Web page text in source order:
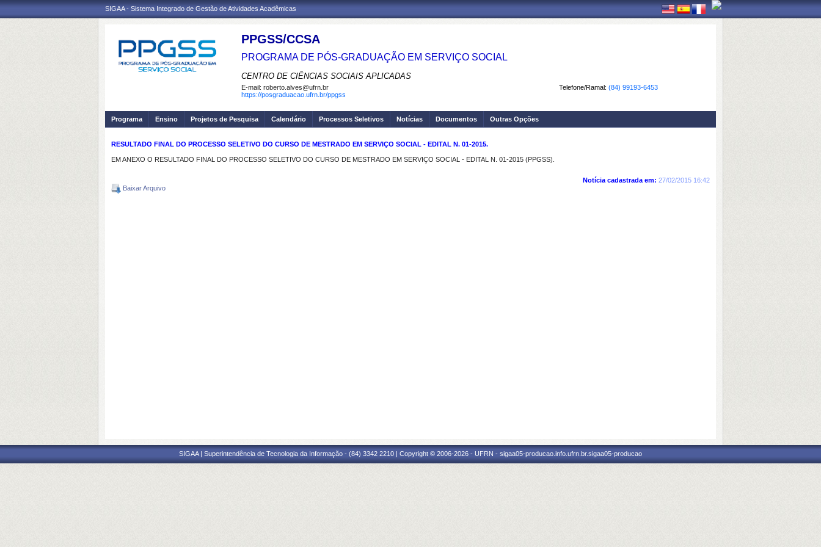
SIGAA - Sistema Integrado de Gestão de Atividades Acadêmicas
PPGSS/CCSA
PROGRAMA DE PÓS-GRADUAÇÃO EM SERVIÇO SOCIAL
CENTRO DE CIÊNCIAS SOCIAIS APLICADAS
Telefone/Ramal: (84) 99193-6453
E-mail: roberto.alves@ufrn.br
https://posgraduacao.ufrn.br/ppgss
Programa Ensino Projetos de Pesquisa Calendário Processos Seletivos Notícias Documentos Outras Opções
RESULTADO FINAL DO PROCESSO SELETIVO DO CURSO DE MESTRADO EM SERVIÇO SOCIAL - EDITAL N. 01-2015.
EM ANEXO O RESULTADO FINAL DO PROCESSO SELETIVO DO CURSO DE MESTRADO EM SERVIÇO SOCIAL - EDITAL N. 01-2015 (PPGSS).
Notícia cadastrada em: 27/02/2015 16:42
Baixar Arquivo
SIGAA | Superintendência de Tecnologia da Informação - (84) 3342 2210 | Copyright © 2006-2026 - UFRN - sigaa05-producao.info.ufrn.br.sigaa05-producao